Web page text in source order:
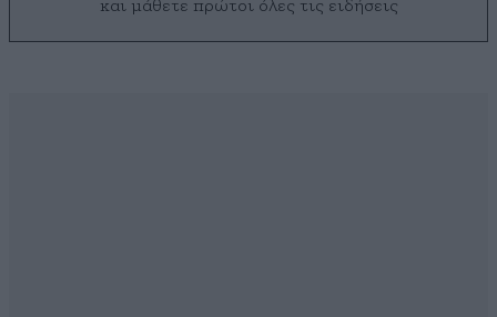
και μάθετε πρώτοι όλες τις ειδήσεις